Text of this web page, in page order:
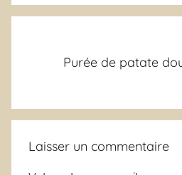
Purée de patate
Laisser un commentaire